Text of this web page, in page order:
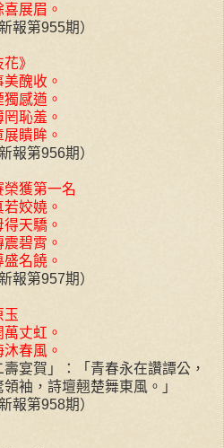
展眉。
報第955期）
》
醜收。
感遒。
恥羞。
瞶眸。
報第956期）
獲第一名
姣嬈。
天驕。
碧霄。
名饒。
報第957期）
玉
丈虹。
春風。
宴賀」：「青春永在讚譚公，
袖，詩壇翹楚舞東風。」
報第958期）